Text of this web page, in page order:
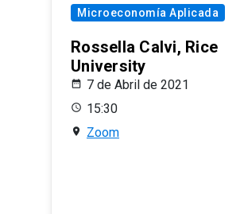
Microeconomía Aplicada
Rossella Calvi, Rice
University
7 de Abril de 2021
15:30
Zoom